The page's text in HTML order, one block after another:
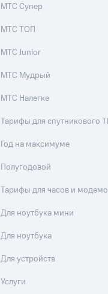
МТС Супер
МТС ТОП
МТС Junior
МТС Мудрый
МТС Налегке
Тарифы для спутникового
Год на максимуме
Полугодовой
Тарифы для часов и
Для ноутбука мини
Для ноутбука
Для устройств
Услуги